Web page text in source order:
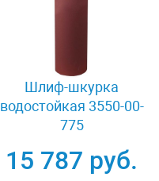
Шлиф-шкурка
водостойкая 3550-00-
775
15 787 руб.